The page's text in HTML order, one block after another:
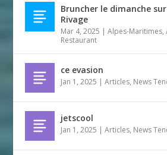
Bruncher le dimanche
Rivage
Mar 4, 2025 |Alpes-Maritimes,
Restaurant
ce evasion
Jan 1, 2025 |Articles, News
jetscool
Jan 1, 2025 |Articles, News